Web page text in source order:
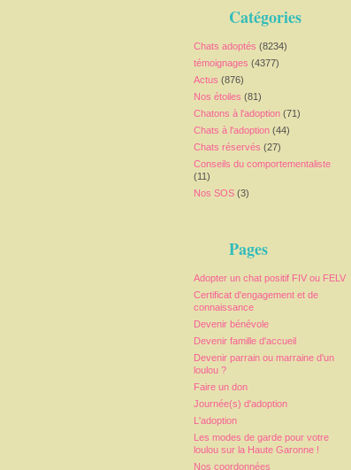
Catégories
Chats adoptés (8234)
témoignages (4377)
Actus (876)
Nos étoiles (81)
Chatons à l'adoption (71)
Chats à l'adoption (44)
Chats réservés (27)
Conseils du comportementaliste
(11)
Nos SOS (3)
Pages
Adopter un chat positif FIV ou FELV
Certificat d'engagement et de
connaissance
Devenir bénévole
Devenir famille d'accueil
Devenir parrain ou marraine d'un
loulou ?
Faire un don
Journée(s) d'adoption
L'adoption
Les modes de garde pour votre
loulou sur la Haute Garonne !
Nos coordonnées